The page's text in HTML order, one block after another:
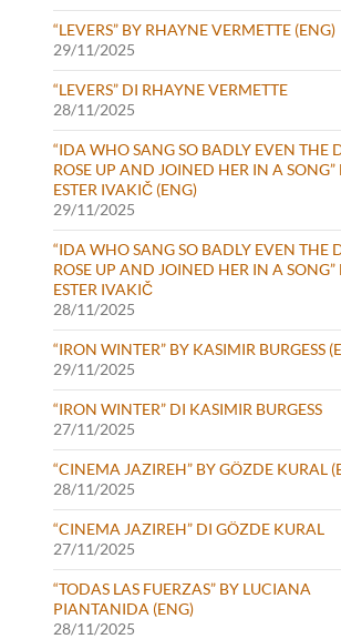
“LEVERS” BY RHAYNE VERMETTE (ENG)
29/11/2025
“LEVERS” DI RHAYNE VERMETTE
28/11/2025
“IDA WHO SANG SO BADLY EVEN THE
ROSE UP AND JOINED HER IN A SONG”
ESTER IVAKIČ (ENG)
29/11/2025
“IDA WHO SANG SO BADLY EVEN THE
ROSE UP AND JOINED HER IN A SONG”
ESTER IVAKIČ
28/11/2025
“IRON WINTER” BY KASIMIR BURGESS
29/11/2025
“IRON WINTER” DI KASIMIR BURGESS
27/11/2025
“CINEMA JAZIREH” BY GÖZDE KURAL
28/11/2025
“CINEMA JAZIREH” DI GÖZDE KURAL
27/11/2025
“TODAS LAS FUERZAS” BY LUCIANA
PIANTANIDA (ENG)
28/11/2025